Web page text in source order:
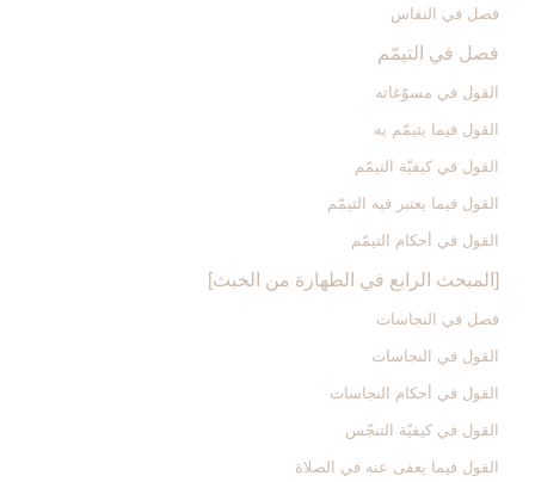
فصل في النفاس‏
فصل في التيمّم‏
القول في مسوّغاته‏
القول فيما يتيمّم به‏
القول في كيفيّة التيمّم‏
القول فيما يعتبر فيه التيمّم‏
القول في أحكام التيمّم‏
[المبحث الرابع في الطهارة من الخبث‏]
فصل في النجاسات‏
القول في النجاسات‏
القول في أحكام النجاسات‏
القول في كيفيّة التنجّس‏
القول فيما يعفى عنه في الصلاة